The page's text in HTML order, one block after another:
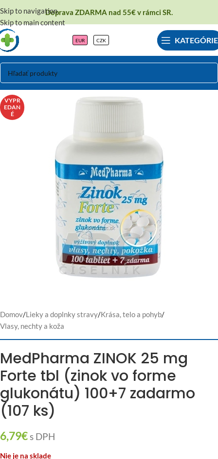
Skip to navigation
Skip to main content
Doprava ZDARMA nad 55€ v rámci SR.
EUR CZK KATEGÓRIE
VYPR
EDAN
É
Domov/Lieky a doplnky stravy/Krása, telo a pohyb/
Vlasy, nechty a koža
MedPharma ZINOK 25 mg
Forte tbl (zinok vo forme
glukonátu) 100+7 zadarmo
(107 ks)
6,79€s DPH
Nie je na sklade